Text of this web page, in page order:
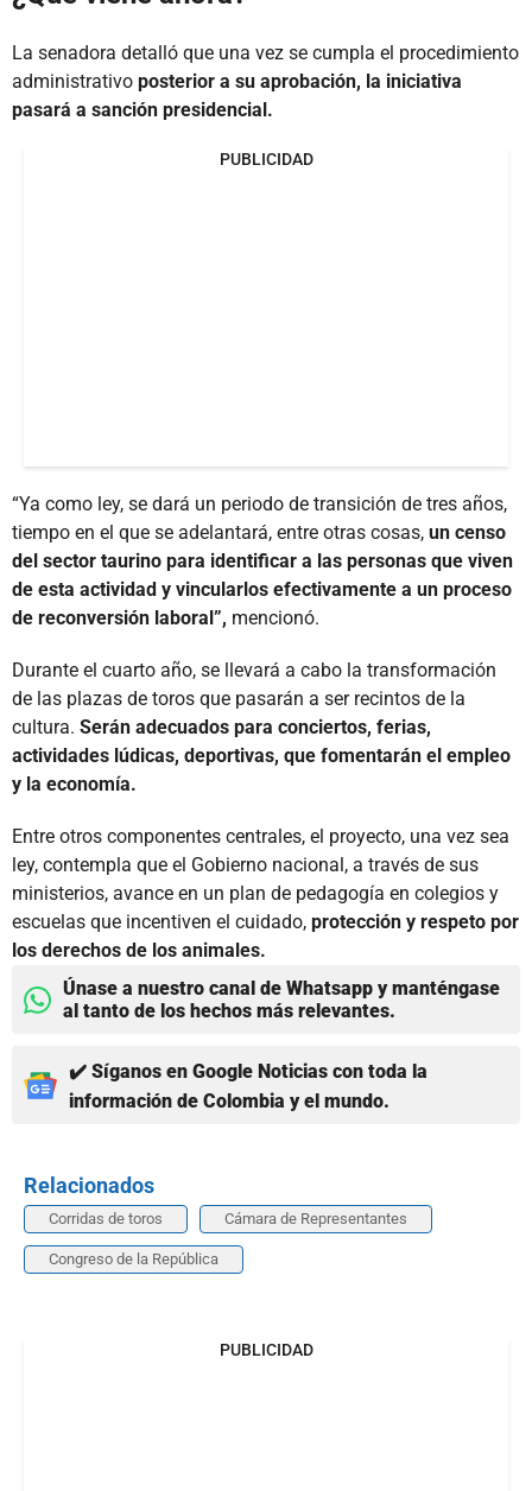
La senadora detalló que una vez se cumpla el procedimiento
administrativo posterior a su aprobación, la iniciativa
pasará a sanción presidencial.
PUBLICIDAD
“Ya como ley, se dará un periodo de transición de tres años,
tiempo en el que se adelantará, entre otras cosas, un censo
del sector taurino para identificar a las personas que viven
de esta actividad y vincularlos efectivamente a un proceso
de reconversión laboral”, mencionó.
Durante el cuarto año, se llevará a cabo la transformación
de las plazas de toros que pasarán a ser recintos de la
cultura. Serán adecuados para conciertos, ferias,
actividades lúdicas, deportivas, que fomentarán el empleo
y la economía.
Entre otros componentes centrales, el proyecto, una vez sea
ley, contempla que el Gobierno nacional, a través de sus
ministerios, avance en un plan de pedagogía en colegios y
escuelas que incentiven el cuidado, protección y respeto por
los derechos de los animales.
Únase a nuestro canal de Whatsapp y manténgase
al tanto de los hechos más relevantes.
✔️ Síganos en Google Noticias con toda la
información de Colombia y el mundo.
Relacionados
Corridas de toros Cámara de Representantes
Congreso de la República
PUBLICIDAD